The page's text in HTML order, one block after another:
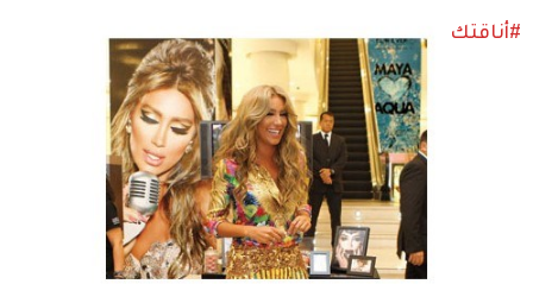
#أناقتك